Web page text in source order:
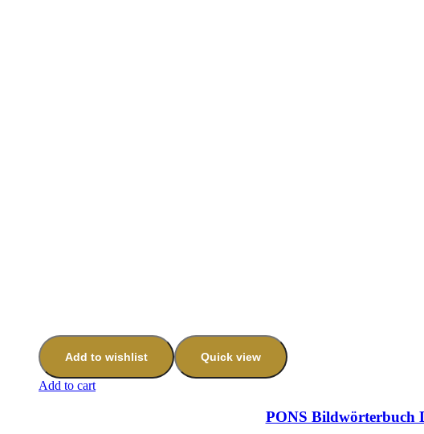
Add to wishlist Quick view
Add to cart
PONS Bildwörterbuch